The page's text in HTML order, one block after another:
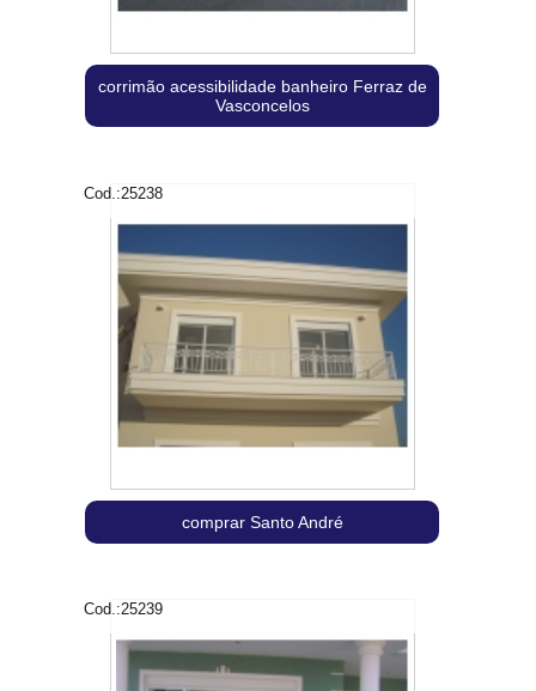
corrimão acessibilidade banheiro Ferraz de
Vasconcelos
Cod.:25238
comprar Santo André
Cod.:25239